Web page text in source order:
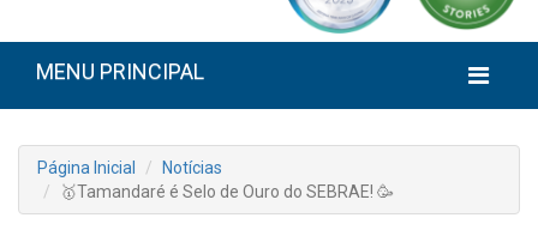
MENU PRINCIPAL
Página Inicial
Notícias
🥇Tamandaré é Selo de Ouro do SEBRAE! 🥳